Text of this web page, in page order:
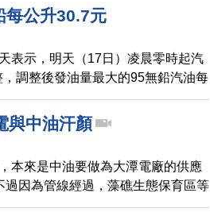
無鉛每公升31.5元，日前已接近美
，市場預期心理，也推升油價，
每公升30.7元
表示，明天（17日）凌晨零時起汽
調整後發油量最大的95無鉛汽油每
與中油汗顏
本來是中油要做為大潭電廠的供應
因為管線經過，藻礁生態保育區等
中油代理董事長楊偉甫首度鬆口，